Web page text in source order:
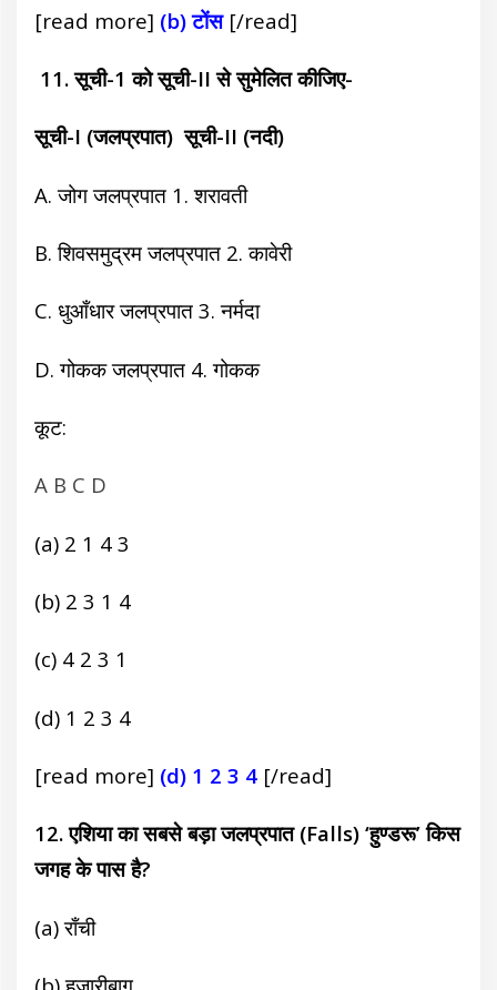
[read more] (b) टोंस[/read]
11. सूची-1 को सूची-II से सुमेलित कीजिए-
सूची-I (जलप्रपात)सूची-II (नदी)
A. जोग जलप्रपात 1. शरावती
B. शिवसमुद्रम जलप्रपात 2. कावेरी
C. धुआँधार जलप्रपात3. नर्मदा
D. गोकक जलप्रपात 4. गोकक
कूट:
A B C D
(a) 2 1 4 3
(b) 2 3 1 4
(c) 4 2 3 1
(d) 1 2 3 4
[read more] (d) 1 2 3 4 [/read]
12. एशिया का सबसे बड़ा जलप्रपात (Falls) ‘हुण्डरू’ किस
जगह के पास है?
(a) राँची